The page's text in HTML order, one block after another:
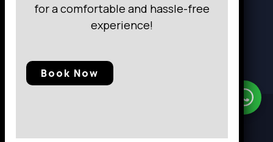
for a comfortable and hassle-free
experience!
Book Now